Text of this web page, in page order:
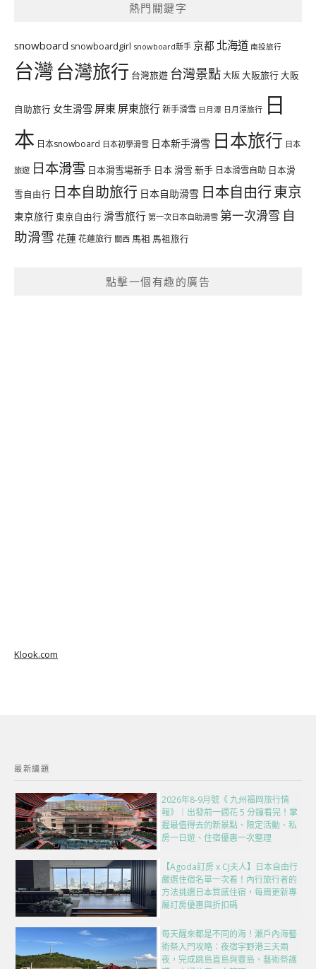
熱門關鍵字
snowboard snowboardgirl snowboard新手 京都 北海道 南投旅行
台灣台灣旅行 台灣旅遊 台灣景點大阪大阪旅行大阪
自助旅行 女生滑雪 屏東 屏東旅行新手滑雪 日月潭 日月潭旅行 日
本 日本snowboard 日本初學滑雪 日本新手滑雪 日本旅行 日本
旅遊 日本滑雪 日本滑雪場新手 日本 滑雪 新手 日本滑雪自助 日本滑
雪自由行 日本自助旅行 日本自助滑雪 日本自由行東京
東京旅行 東京自由行 滑雪旅行 第一次日本自助滑雪 第一次滑雪 自
助滑雪 花蓮花蓮旅行 關西 馬祖 馬祖旅行
點擊一個有趣的廣告
Klook.com
最新議題
2026年8-9月號《 九州福岡旅行情
報》｜出發前一週花 5 分鐘看完！掌
握最值得去的新景點、限定活動、私
房一日遊、住宿優惠一次整理
【Agoda訂房 x CJ夫人】日本自由行
嚴選住宿名單一次看！內行旅行者的
方法挑選日本質感住宿，每周更新專
屬訂房優惠與折扣碼
每天醒來都是不同的海！瀨戶內海藝
術祭入門攻略：夜宿宇野港三天兩
夜，完成跳島直島與豐島、藝術祭護